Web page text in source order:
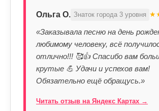
Ольга О. Знаток города 3 уровня
«Заказывала песню на день
любимому человеку, всё
отлично!!! 🥰👍 Спасибо вам
крутые 💪 Удачи и успехов вам!
Обязательно ещё обращусь.»
Читать отзыв на Яндекс Картах →